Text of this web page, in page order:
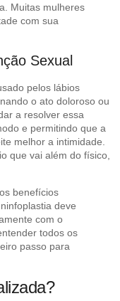
Muitas mulheres
com sua
Sexual
pelos lábios
o ato doloroso ou
a resolver essa
e permitindo que a
melhor a intimidade.
que vai além do físico,
benefícios
deve
com o
todos os
passo para